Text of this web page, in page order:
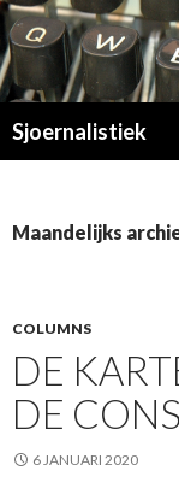
Sjoernalistiek
Maandelijks
COLUMNS
DE
DE
6 JANUARI 2020